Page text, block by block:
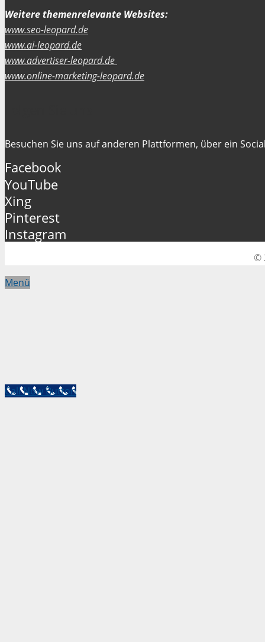
Weitere themenrelevante Websites:
www.seo-leopard.de
www.ai-leopard.de
www.advertiser-leopard.de
www.online-marketing-leopard.de
Besuchen Sie uns auf anderen Plattformen, über ein
Facebook
YouTube
Xing
Pinterest
Instagram
©
Menü
Call Now Button